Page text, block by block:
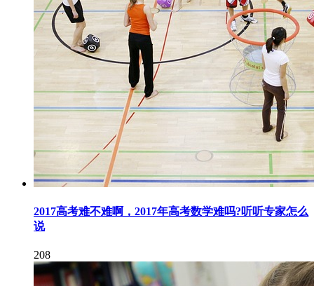
2017高考难不难啊，2017年高考数学难吗?听听专家怎么
说
208